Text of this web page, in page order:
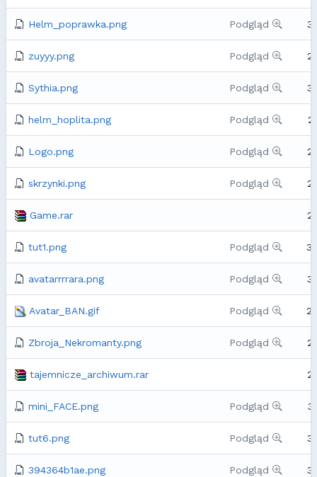
Helm_poprawka.png Podgląd
zuyyy.png Podgląd
Sythia.png Podgląd
helm_hoplita.png Podgląd
Logo.png Podgląd
skrzynki.png Podgląd
Game.rar
tut1.png Podgląd
avatarrrrara.png Podgląd
Avatar_BAN.gif Podgląd
Zbroja_Nekromanty.png Podgląd
tajemnicze_archiwum.rar
mini_FACE.png Podgląd
tut6.png Podgląd
394364b1ae.png Podgląd